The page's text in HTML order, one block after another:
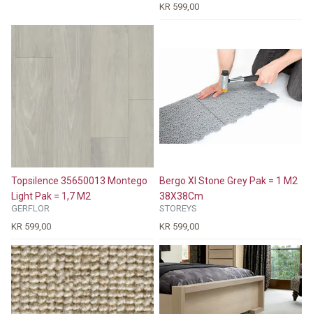
KR 599,00
Topsilence 35650013 Montego
Light Pak = 1,7 M2
GERFLOR
KR 599,00
Bergo Xl Stone Grey Pak = 1 M2
38X38Cm
STOREYS
KR 599,00